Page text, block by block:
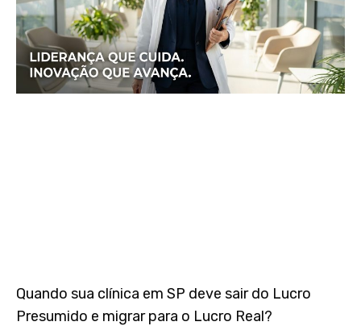
Quando sua clínica em SP deve sair do Lucro
Presumido e migrar para o Lucro Real?